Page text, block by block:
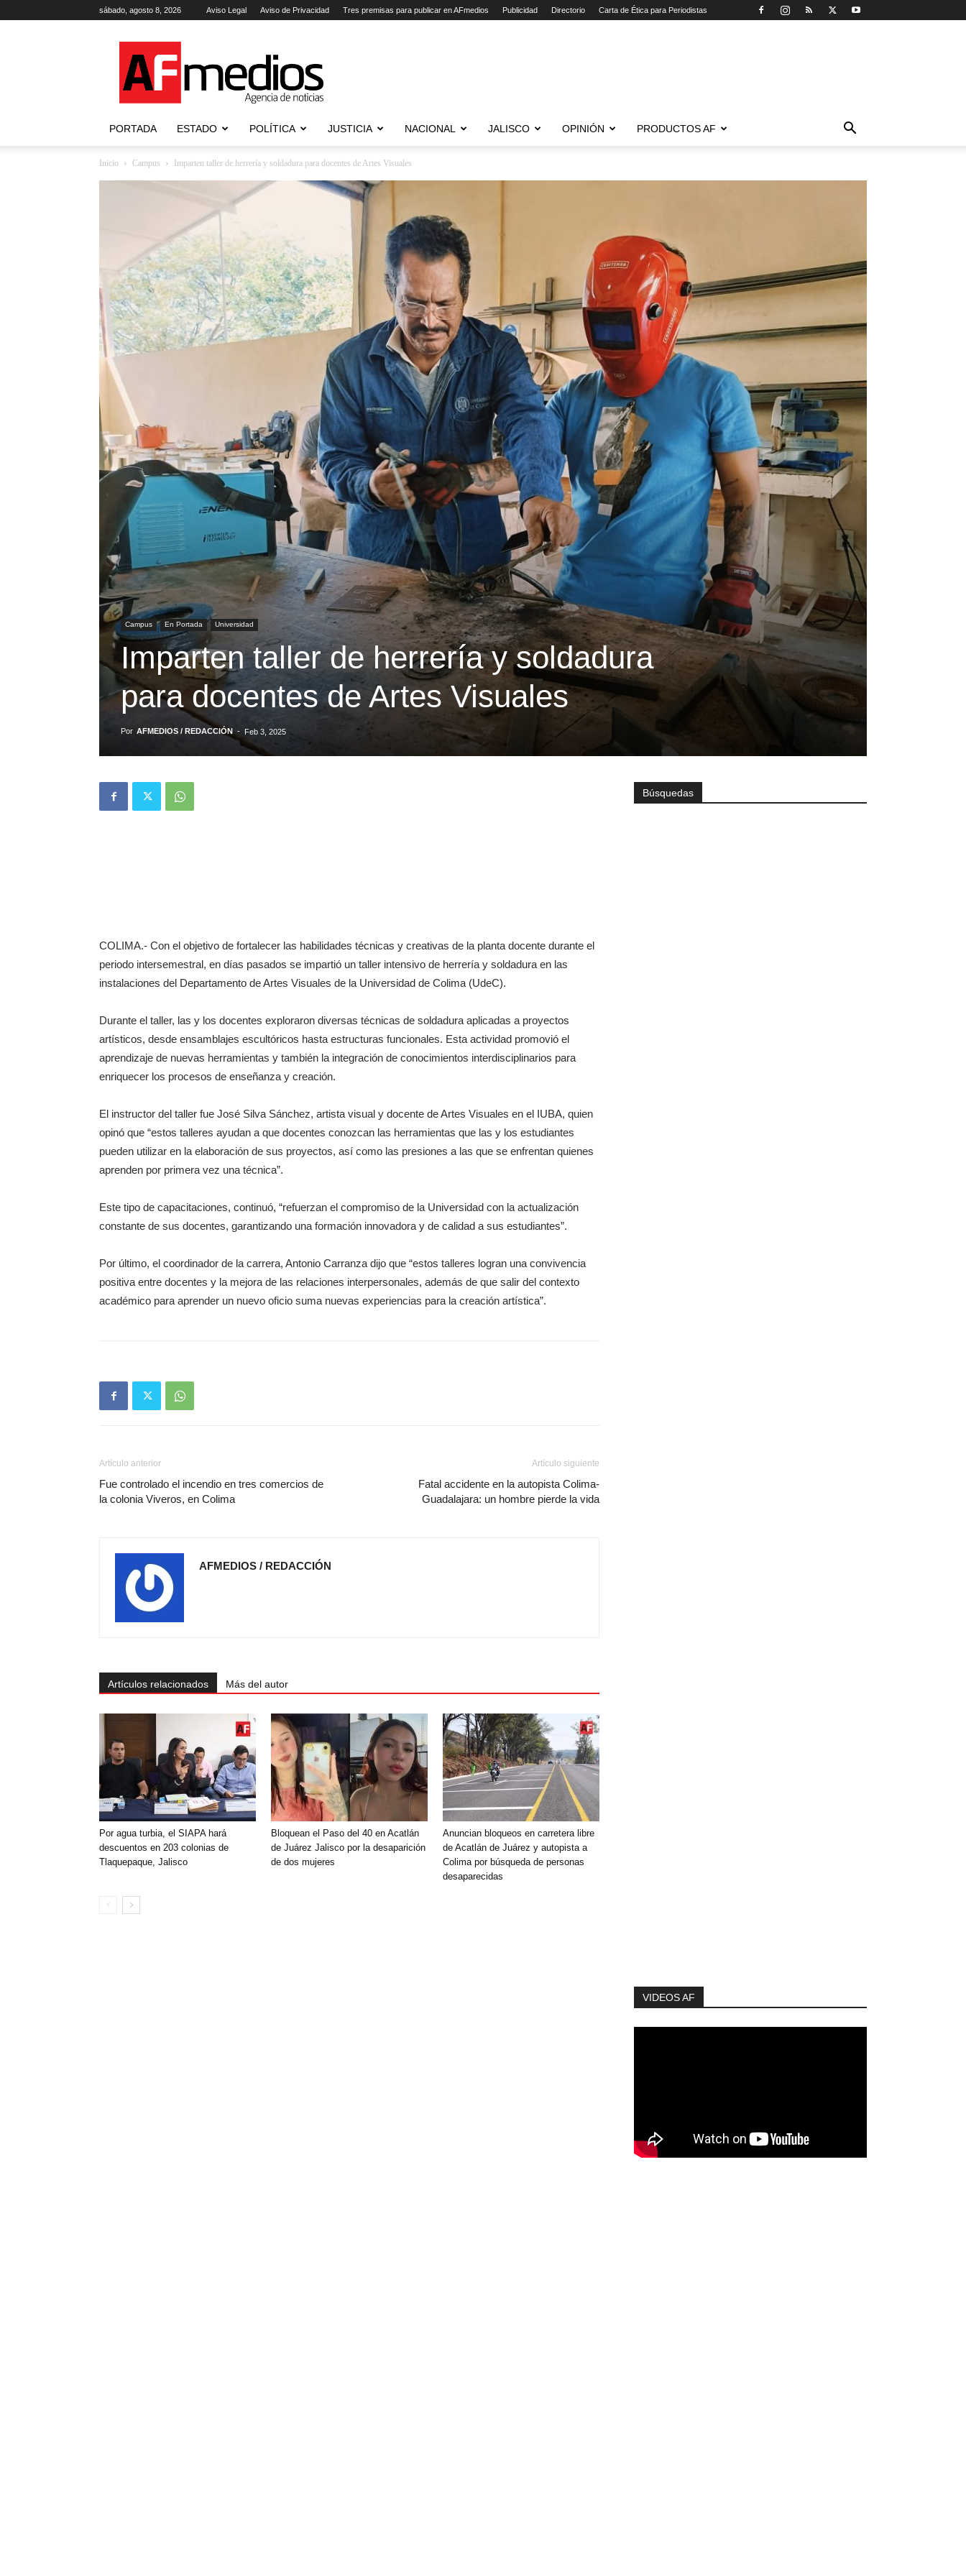
sábado, agosto 8, 2026 Aviso Legal Aviso de Privacidad Tres premisas para publicar en AFmedios Publicidad Directorio Carta de Ética para Periodistas
Agencia
de
Noticias
PORTADA ESTADO POLÍTICA JUSTICIA NACIONAL JALISCO OPINIÓN PRODUCTOS AF
Inicio Campus Imparten taller de herrería y soldadura para docentes de Artes Visuales
Campus En Portada Universidad
Imparten taller de herrería y soldadura
para docentes de Artes Visuales
Por AFMEDIOS / REDACCIÓN - Feb 3, 2025
COLIMA.- Con el objetivo de fortalecer las habilidades técnicas y creativas de la planta docente durante el
periodo intersemestral, en días pasados se impartió un taller intensivo de herrería y soldadura en las
instalaciones del Departamento de Artes Visuales de la Universidad de Colima (UdeC).
Durante el taller, las y los docentes exploraron diversas técnicas de soldadura aplicadas a proyectos
artísticos, desde ensamblajes escultóricos hasta estructuras funcionales. Esta actividad promovió el
aprendizaje de nuevas herramientas y también la integración de conocimientos interdisciplinarios para
enriquecer los procesos de enseñanza y creación.
El instructor del taller fue José Silva Sánchez, artista visual y docente de Artes Visuales en el IUBA, quien
opinó que “estos talleres ayudan a que docentes conozcan las herramientas que las y los estudiantes
pueden utilizar en la elaboración de sus proyectos, así como las presiones a las que se enfrentan quienes
aprenden por primera vez una técnica”.
Este tipo de capacitaciones, continuó, “refuerzan el compromiso de la Universidad con la actualización
constante de sus docentes, garantizando una formación innovadora y de calidad a sus estudiantes”.
Por último, el coordinador de la carrera, Antonio Carranza dijo que “estos talleres logran una convivencia
positiva entre docentes y la mejora de las relaciones interpersonales, además de que salir del contexto
académico para aprender un nuevo oficio suma nuevas experiencias para la creación artística”.
Artículo anterior
Fue controlado el incendio en tres comercios de
la colonia Viveros, en Colima
Artículo siguiente
Fatal accidente en la autopista Colima-
Guadalajara: un hombre pierde la vida
AFMEDIOS / REDACCIÓN
Artículos relacionados Más del autor
Por agua turbia, el SIAPA hará
descuentos en 203 colonias de
Tlaquepaque, Jalisco
Bloquean el Paso del 40 en Acatlán
de Juárez Jalisco por la desaparición
de dos mujeres
Anuncian bloqueos en carretera libre
de Acatlán de Juárez y autopista a
Colima por búsqueda de personas
desaparecidas
Búsquedas
VIDEOS AF